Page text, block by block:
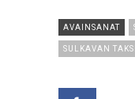
AVAINSANAT
SULKAVAN TAKSI